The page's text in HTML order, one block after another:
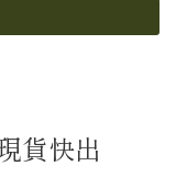
貨快出